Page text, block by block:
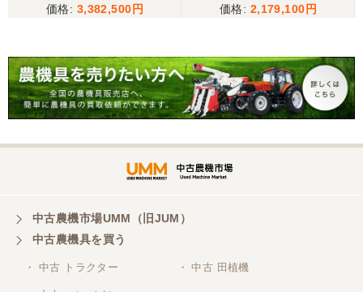
急なお願いにも対応ありがとうございました。 あり
がとうございました。 親切に対応していただきまし
岐阜県／横倉林
ありがとうございます。
岐阜県／横倉林
岐阜県／横倉林
ありがとうございます
3,382,500 2,179,100
中古農機市場UMM（旧JUM）
中古農機具を買う
・ 中古 トラクター ・ 中古 田植機